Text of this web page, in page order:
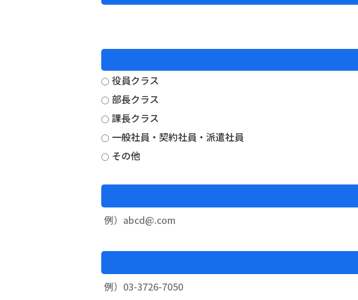
役員クラス
部長クラス
課長クラス
一般社員・契約社員・派遣社員
その他